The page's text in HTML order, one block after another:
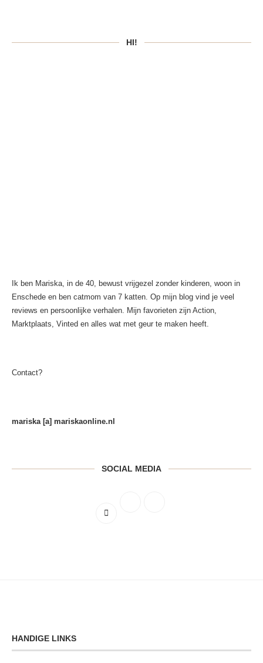
HI!
Ik ben Mariska, in de 40, bewust vrijgezel zonder kinderen, woon in
Enschede en ben catmom van 7 katten. Op mijn blog vind je veel
reviews en persoonlijke verhalen. Mijn favorieten zijn Action,
Marktplaats, Vinted en alles wat met geur te maken heeft.
Contact?
mariska [a] mariskaonline.nl
SOCIAL MEDIA
HANDIGE LINKS